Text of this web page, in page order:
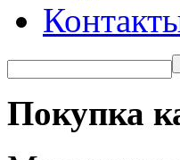
Покупка